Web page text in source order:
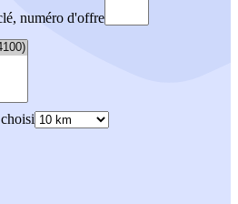
numéro d'offre